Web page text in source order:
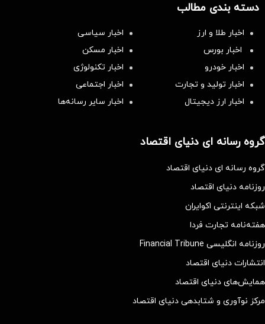
دسته بندی مطالب
اخبار طلا و ارز
اخبار سیاسی
اخبار بورس
اخبار مسکن
اخبار خودرو
اخبار تکنولوژی
اخبار تولید و تجارت
اخبار اجتماعی
اخبار ارز دیجیتال
اخبار سایر رسانه‌‌ها
گروه رسانه ای دنیای اقتصاد
گروه رسانه ای دنیای اقتصاد
روزنامه دنیای اقتصاد
شبکه اینترنتی اکوایران
هفته‌نامه تجارت فردا
روزنامه انگلیسی Financial Tribune
انتشارات دنیای اقتصاد
همایش‌های دنیای اقتصاد
مرکز نوآوری و شتابدهی دنیای اقتصاد